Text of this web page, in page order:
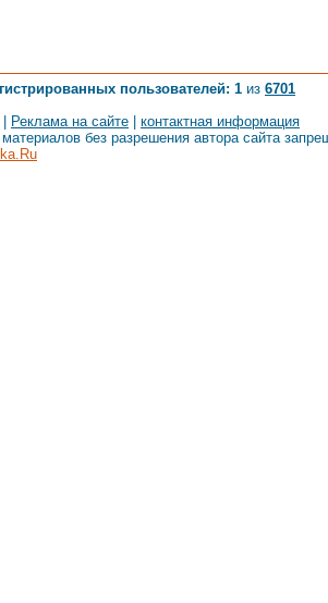
пользователей: 1 из 6701
Реклама на сайте
контактная информация
без разрешения автора сайта